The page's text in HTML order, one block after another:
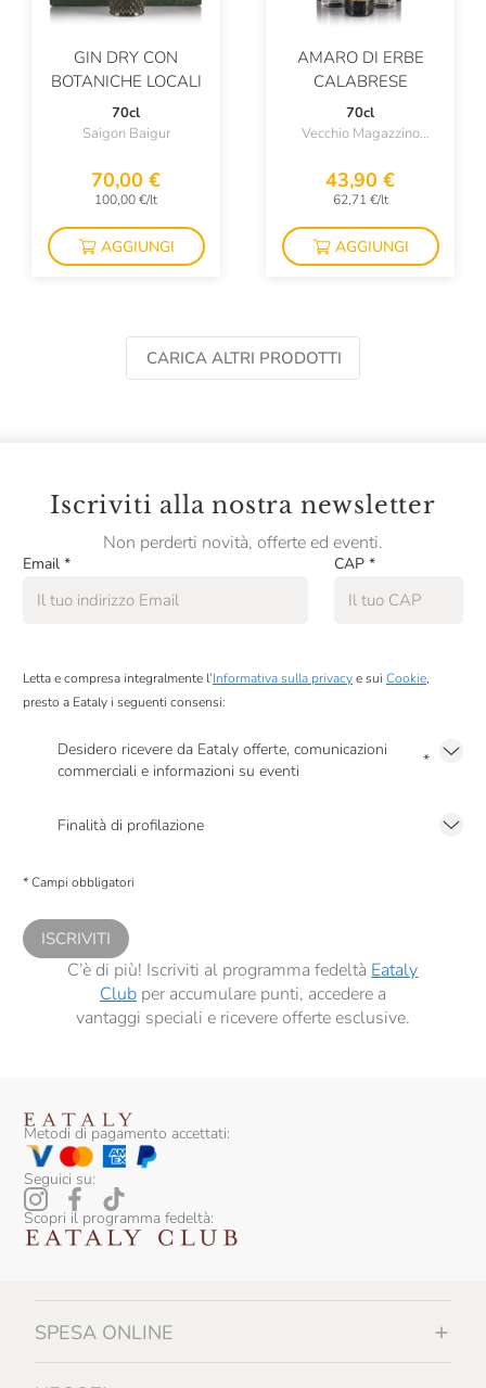
GIN DRY CON
BOTANICHE LOCALI
70cl
Saigon Baigur
70,00 €
100,00 €/lt
AGGIUNGI
AMARO DI ERBE
CALABRESE
70cl
Vecchio Magazzino
43,90 €
62,71 €/lt
AGGIUNGI
CARICA ALTRI PRODOTTI
Iscriviti alla nostra newsletter
Non perderti novità, offerte ed eventi.
Email * CAP *
Letta e compresa integralmente l’Informativa sulla privacye sui Cookie,
presto a Eataly i seguenti consensi:
Desidero ricevere da Eataly offerte, comunicazioni
commerciali e informazioni su eventi
*
Finalità di profilazione
comunicazioni commerciali personalizzate, in caso di consenso prestato ai
* Campi obbligatori
ISCRIVITI
C’è di più! Iscriviti al programma fedeltà Eataly
Clubper accumulare punti, accedere a
vantaggi speciali e ricevere offerte esclusive.
Metodi di pagamento accettati:
Seguici su:
Scopri il programma fedeltà:
SPESA ONLINE